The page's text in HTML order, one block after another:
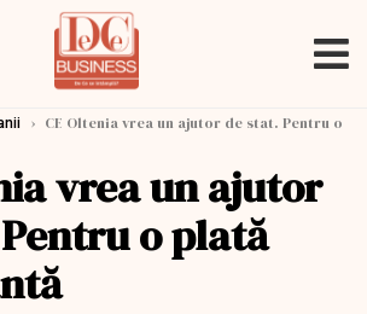
› CE Oltenia vrea un ajutor de stat. Pentru o
vrea un ajutor
o plată